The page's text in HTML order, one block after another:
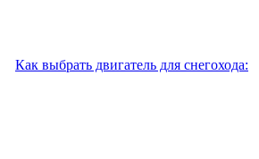
Как выбрать двигатель для снегохода: